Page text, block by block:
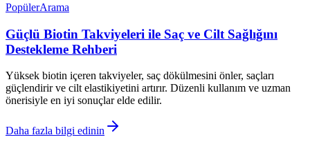
PopülerArama
Güçlü Biotin Takviyeleri ile Saç ve Cilt Sağlığını
Destekleme Rehberi
Yüksek biotin içeren takviyeler, saç dökülmesini önler, saçları
güçlendirir ve cilt elastikiyetini artırır. Düzenli kullanım ve uzman
önerisiyle en iyi sonuçlar elde edilir.
Daha fazla bilgi edinin